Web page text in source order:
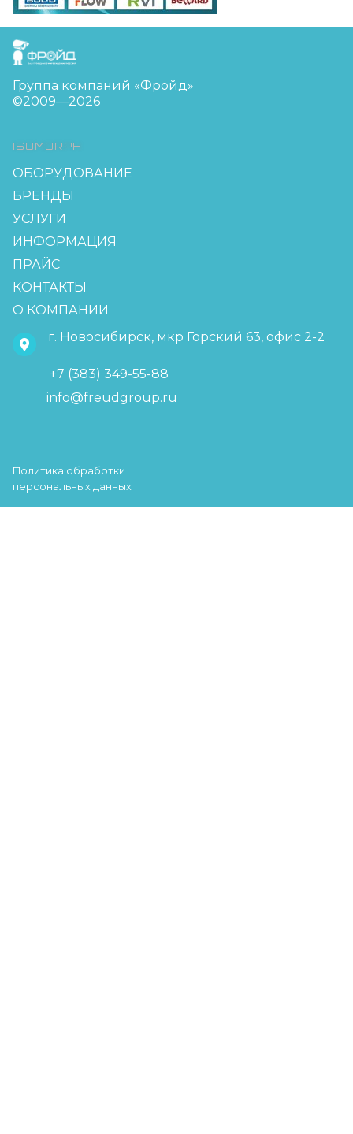
FreudGroup
Группа компаний «Фройд»
©2009—2026
ISOMORPH
ОБОРУДОВАНИЕ
БРЕНДЫ
УСЛУГИ
ИНФОРМАЦИЯ
ПРАЙС
КОНТАКТЫ
О КОМПАНИИ
г. Новосибирск, мкр Горский 63, офис 2-2
+7 (383) 349-55-88
info@freudgroup.ru
Политика обработки
персональных данных